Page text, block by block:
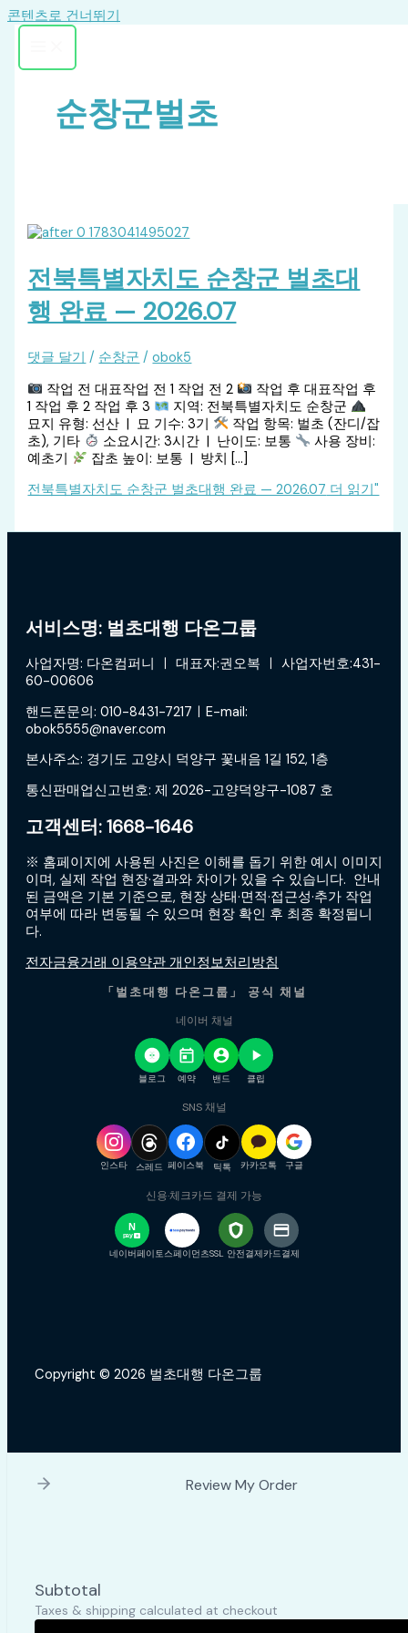
콘텐츠로 건너뛰기
순창군벌초
전북특별자치도 순창군 벌초대
행 완료 — 2026.07
댓글 달기 / 순창군 /obok5
작업 전 대표작업 전 1 작업 전 2
작업 후 대표작업 후
1 작업 후 2 작업 후 3
지역: 전북특별자치도 순창군
묘지 유형: 선산 | 묘 기수: 3기
작업 항목: 벌초 (잔디/잡
초), 기타
소요시간: 3시간 | 난이도: 보통
사용 장비:
예초기
잡초 높이: 보통 | 방치 […]
전북특별자치도 순창군 벌초대행 완료 — 2026.07 더 읽기"
서비스명: 벌초대행 다온그룹
사업자명: 다온컴퍼니 ㅣ 대표자:권오복 ㅣ 사업자번호:431-
60-00606
핸드폰문의: 010-8431-7217ㅣE-mail:
obok5555@naver.com
본사주소: 경기도 고양시 덕양구 꽃내음 1길 152, 1층
통신판매업신고번호: 제 2026-고양덕양구-1087 호
고객센터: 1668-1646
※ 홈페이지에 사용된 사진은 이해를 돕기 위한 예시 이미지
이며, 실제 작업 현장·결과와 차이가 있을 수 있습니다. 안내
된 금액은 기본 기준으로, 현장 상태·면적·접근성·추가 작업
여부에 따라 변동될 수 있으며 현장 확인 후 최종 확정됩니
다.
전자금융거래 이용약관 개인정보처리방침
「벌초대행 다온그룹」 공식 채널
네이버 채널
블로그 예약 밴드 클립
SNS 채널
인스타 스레드 페이스북 틱톡 카카오톡 구글
신용·체크카드 결제 가능
N
pay +
네이버페이토스페이먼츠SSL 안전결제카드결제
Copyright © 2026 벌초대행 다온그룹
Review My Order
Subtotal
Taxes & shipping calculated at checkout